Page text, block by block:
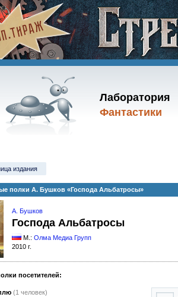
Лаборатория
Фантастики
издания
полки А. Бушков «Господа Альбатросы»
А. Бушков
Господа Альбатросы
М.: Олма Медиа Групп
2010 г.
посетителей:
(1 человек)